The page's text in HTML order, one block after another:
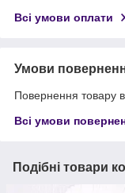
Всі умови оплати
Умови
Повернення товару
Всі умови
Подібні товари